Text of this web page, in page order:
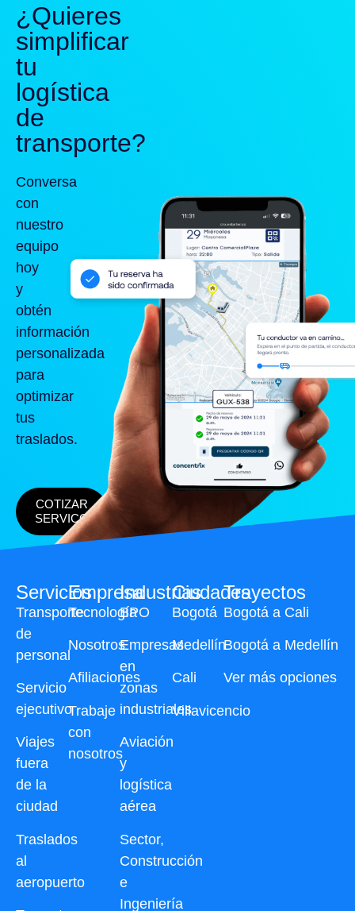
¿Quieres
simplificar
tu
logística
de
transporte?
Conversa
con
nuestro
equipo
hoy
y
obtén
información
personalizada
para
optimizar
tus
traslados.
COTIZAR
SERVICO
Servicios
Transporte
de
personal
Servicio
ejecutivo
Viajes
fuera
de la
ciudad
Traslados
al
aeropuerto
Industrias
BPO
Empresas
en
zonas
industriales
Aviación
y
logística
aérea
Sector,
Construcción
e
Ingeniería
Ciudades
Bogotá
Medellín
Cali
Villavicencio
Trayectos
Bogotá a Cali
Bogotá a Medellín
Ver más opciones
Empresa
Tecnología
Nosotros
Afiliaciones
Trabaje
con
nosotros